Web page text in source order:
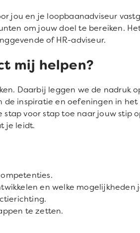
jou en je loopbaanadviseur
om jouw doel te bereiken.
of HR-adviseur.
mij helpen?
Daarbij leggen we de nadruk
de inspiratie en oefeningen in
voor stap toe naar jouw stip
je leidt.
en welke mogelijkheden
te zetten.